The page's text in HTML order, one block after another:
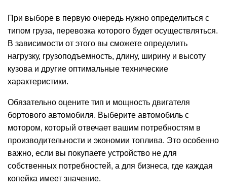
При выборе в первую очередь нужно определиться с
типом груза, перевозка которого будет осуществляться.
В зависимости от этого вы сможете определить
нагрузку, грузоподъемность, длину, ширину и высоту
кузова и другие оптимальные технические
характеристики.
Обязательно оцените тип и мощность двигателя
бортового автомобиля. Выберите автомобиль с
мотором, который отвечает вашим потребностям в
производительности и экономии топлива. Это особенно
важно, если вы покупаете устройство не для
собственных потребностей, а для бизнеса, где каждая
копейка имеет значение.